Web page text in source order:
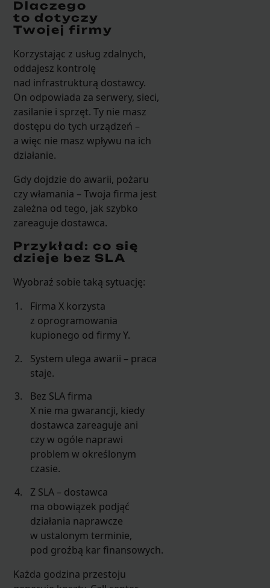
Dlaczego
to dotyczy
Twojej firmy
Korzystając z usług zdalnych,
oddajesz kontrolę
nad infrastrukturą dostawcy.
On odpowiada za serwery, sieci,
zasilanie i sprzęt. Ty nie masz
dostępu do tych urządzeń –
a więc nie masz wpływu na ich
działanie.
Gdy dojdzie do awarii, pożaru
czy włamania – Twoja firma jest
zależna od tego, jak szybko
zareaguje dostawca.
Przykład: co się
dzieje bez SLA
Wyobraź sobie taką sytuację:
Firma X korzysta
z oprogramowania
kupionego od firmy Y.
System ulega awarii – praca
staje.
Bez SLA firma
X nie ma gwarancji, kiedy
dostawca zareaguje ani
czy w ogóle naprawi
problem w określonym
czasie.
Z SLA – dostawca
ma obowiązek podjąć
działania naprawcze
w ustalonym terminie,
pod groźbą kar finansowych.
Każda godzina przestoju